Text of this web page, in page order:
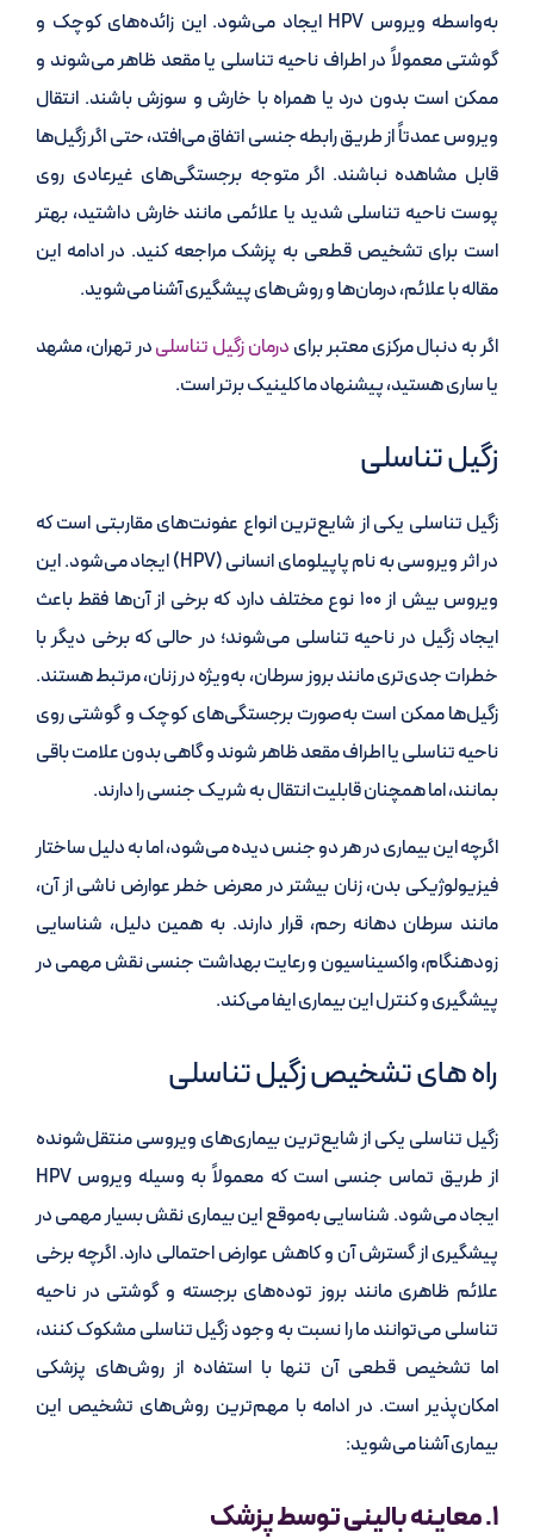
به‌واسطه ویروس HPV ایجاد می‌شود. این زائده‌های کوچک و
گوشتی معمولاً در اطراف ناحیه تناسلی یا مقعد ظاهر می‌شوند و
ممکن است بدون درد یا همراه با خارش و سوزش باشند. انتقال
ویروس عمدتاً از طریق رابطه جنسی اتفاق می‌افتد، حتی اگر زگیل‌ها
قابل مشاهده نباشند. اگر متوجه برجستگی‌های غیرعادی روی
پوست ناحیه تناسلی شدید یا علائمی مانند خارش داشتید، بهتر
است برای تشخیص قطعی به پزشک مراجعه کنید. در ادامه این
مقاله با علائم، درمان‌ها و روش‌های پیشگیری آشنا می‌شوید.
اگر به دنبال مرکزی معتبر برای درمان زگیل تناسلیدر تهران، مشهد
یا ساری هستید، پیشنهاد ما کلینیک برتر است.
زگیل تناسلی
زگیل تناسلی یکی از شایع‌ترین انواع عفونت‌های مقاربتی است که
در اثر ویروسی به نام پاپیلومای انسانی (HPV) ایجاد می‌شود. این
ویروس بیش از ۱۰۰ نوع مختلف دارد که برخی از آن‌ها فقط باعث
ایجاد زگیل در ناحیه تناسلی می‌شوند؛ در حالی که برخی دیگر با
خطرات جدی‌تری مانند بروز سرطان، به‌ویژه در زنان، مرتبط هستند.
زگیل‌ها ممکن است به‌صورت برجستگی‌های کوچک و گوشتی روی
ناحیه تناسلی یا اطراف مقعد ظاهر شوند و گاهی بدون علامت باقی
بمانند، اما همچنان قابلیت انتقال به شریک جنسی را دارند.
اگرچه این بیماری در هر دو جنس دیده می‌شود، اما به دلیل ساختار
فیزیولوژیکی بدن، زنان بیشتر در معرض خطر عوارض ناشی از آن،
مانند سرطان دهانه رحم، قرار دارند. به همین دلیل، شناسایی
زودهنگام، واکسیناسیون و رعایت بهداشت جنسی نقش مهمی در
پیشگیری و کنترل این بیماری ایفا می‌کند.
راه های تشخیص زگیل تناسلی
زگیل تناسلی یکی از شایع‌ترین بیماری‌های ویروسی منتقل‌شونده
از طریق تماس جنسی است که معمولاً به وسیله ویروس HPV
ایجاد می‌شود. شناسایی به‌موقع این بیماری نقش بسیار مهمی در
پیشگیری از گسترش آن و کاهش عوارض احتمالی دارد. اگرچه برخی
علائم ظاهری مانند بروز توده‌های برجسته و گوشتی در ناحیه
تناسلی می‌توانند ما را نسبت به وجود زگیل تناسلی مشکوک کنند،
اما تشخیص قطعی آن تنها با استفاده از روش‌های پزشکی
امکان‌پذیر است. در ادامه با مهم‌ترین روش‌های تشخیص این
بیماری آشنا می‌شوید:
۱. معاینه بالینی توسط پزشک